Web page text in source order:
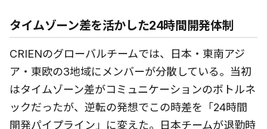
タイムゾーン差を活かした24時間開発体制
CRIENのグローバルチームでは、日本・東南アジ
ア・東欧の3地域にメンバーが分散している。当初
はタイムゾーン差がコミュニケーションのボトルネ
ックだったが、逆転の発想でこの時差を「24時間
開発パイプライン」に変えた。日本チームが退勤時